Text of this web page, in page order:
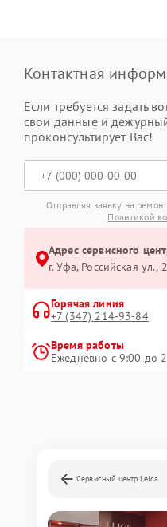
Контактная
Если требуется задать
свои данные и
проконсультирует Вас!
Отправляя заявку на
Политикой
Адрес сервисного
г. Уфа, Российская ул.,
Горячая линия
+7 (347) 214-93-84
Время работы
Ежедневно с 9:00 до
Сервисный центр Leica